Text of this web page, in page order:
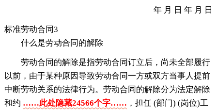
年 月 日 年 月 日
标准劳动合同3
什么是劳动合同的解除
劳动合同的解除是指劳动合同订立后，尚未全部履行
以前，由于某种原因导致劳动合同一方或双方当事人提前
中断劳动关系的法律行为。劳动合同的解除分为法定解除
和约 ……此处隐藏24566个字…… ，担任 (部门) (岗位)工